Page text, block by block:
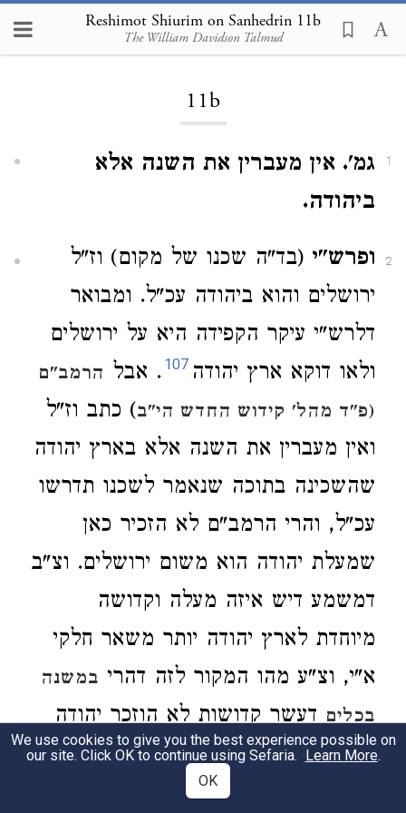
Reshimot Shiurim on Sanhedrin 11b
The William Davidson Talmud
Loading...
11b
1
גמ'. אין מעברין את השנה אלא
ביהודה.
2 ופרש"י (בד"ה שכנו של מקום) וז"ל
ירושלים והוא ביהודה עכ"ל. ומבואר
דלרש"י עיקר הקפידה היא על ירושלים
ולאו דוקא ארץ יהודה 107. אבל הרמב"ם
(פ"ד מהל' קידוש החדש הי"ב) כתב וז"ל
ואין מעברין את השנה אלא בארץ יהודה
שהשכינה בתוכה שנאמר לשכנו תדרשו
עכ"ל, והרי הרמב"ם לא הזכיר כאן
שמעלת יהודה הוא משום ירושלים. וצ"ב
דמשמע דיש איזה מעלה וקדושה
מיוחדת לארץ יהודה יותר משאר חלקי
א"י, וצ"ע מהו המקור לזה דהרי במשנה
בכליםדעשר קדושות לא הוזכר יהודה
כמקום מיוחד עם קדושה מיוחדת.
We use cookies to give you the best experience possible on
our site. Click OK to continue using Sefaria. Learn More.
OK